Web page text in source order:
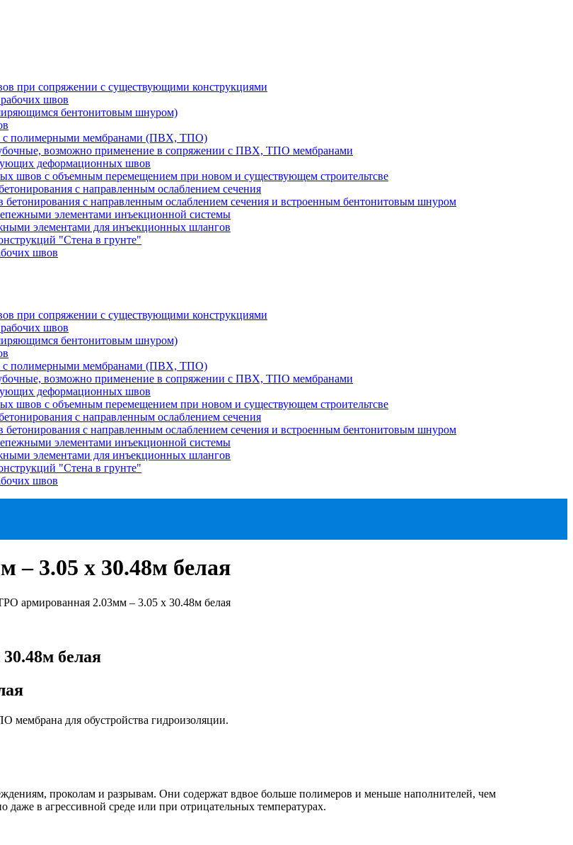
при сопряжении с существующими конструкциями
швов
бентонитовым шнуром)
с полимерными мембранами (ПВХ, ТПО)
возможно применение в сопряжении с ПВХ, ТПО мембранами
деформационных швов
швов с объемным перемещением при новом и существующем строительтсве
с направленным ослаблением сечения
с направленным ослаблением сечения и встроенным бентонитовым шнуром
элементами инъекционной системы
элементами для инъекционных шлангов
"Стена в грунте"
швов
при сопряжении с существующими конструкциями
швов
бентонитовым шнуром)
с полимерными мембранами (ПВХ, ТПО)
возможно применение в сопряжении с ПВХ, ТПО мембранами
деформационных швов
швов с объемным перемещением при новом и существующем строительтсве
с направленным ослаблением сечения
с направленным ослаблением сечения и встроенным бентонитовым шнуром
элементами инъекционной системы
элементами для инъекционных шлангов
"Стена в грунте"
швов
– 3.05 х 30.48м белая
армированная 2.03мм – 3.05 х 30.48м белая
белая
мембрана для обустройства гидроизоляции.
проколам и разрывам. Они содержат вдвое больше полимеров и меньше наполнителей, чем
в агрессивной среде или при отрицательных температурах.